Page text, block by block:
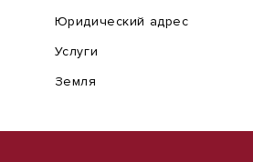
Юридический адрес
Услуги
Земля